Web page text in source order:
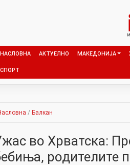
НАСЛОВНА АКТУЕЛНО МАКЕДОНИЈА
СПОРТ
/ Балкан
во Хрватска:
родителите